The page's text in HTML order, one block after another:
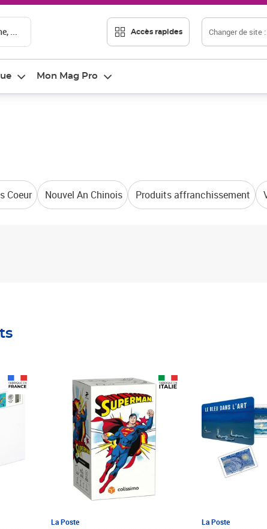
... Accès rapides Changer de site :
Mon Mag Pro
Coeur Nouvel An Chinois Produits affranchissement
La Poste
Prix 8,74€ HT
La Poste